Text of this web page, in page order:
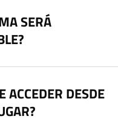
SERÁ
ACCEDER DESDE